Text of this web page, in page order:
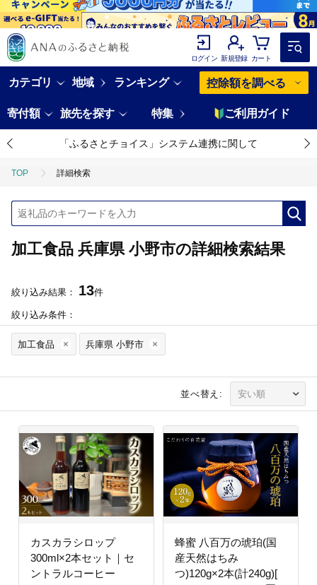
ログイン 新規登録 カート
カテゴリ 地域 ランキング 控除額を調べる
寄付額 旅先を探す 特集 ご利用ガイド
「ふるさとチョイス」システム連携に関して
TOP 詳細検索
加工食品 兵庫県 小野市の詳細検索結果
絞り込み結果： 13件
絞り込み条件：
加工食品 兵庫県 小野市
並べ替え:
カスカラシロップ
300ml×2本セット｜セ
ントラルコーヒー
蜂蜜 八百万の琥珀(国
産天然はちみ
つ)120g×2本(計240g)[